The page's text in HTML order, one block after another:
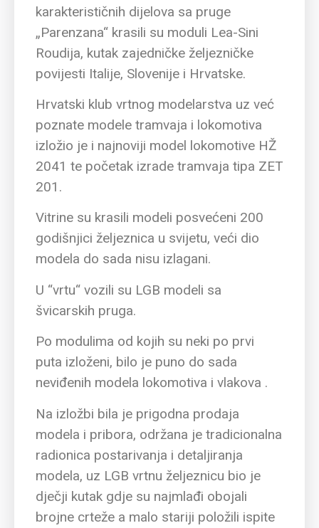
karakterističnih dijelova sa pruge
„Parenzana“ krasili su moduli Lea-Sini
Roudija, kutak zajedničke željezničke
povijesti Italije, Slovenije i Hrvatske.
Hrvatski klub vrtnog modelarstva uz već
poznate modele tramvaja i lokomotiva
izložio je i najnoviji model lokomotive HŽ
2041 te početak izrade tramvaja tipa ZET
201.
Vitrine su krasili modeli posvećeni 200
godišnjici željeznica u svijetu, veći dio
modela do sada nisu izlagani.
U “vrtu“ vozili su LGB modeli sa
švicarskih pruga.
Po modulima od kojih su neki po prvi
puta izloženi, bilo je puno do sada
neviđenih modela lokomotiva i vlakova .
Na izložbi bila je prigodna prodaja
modela i pribora, održana je tradicionalna
radionica postarivanja i detaljiranja
modela, uz LGB vrtnu željeznicu bio je
dječji kutak gdje su najmlađi obojali
brojne crteže a malo stariji položili ispite